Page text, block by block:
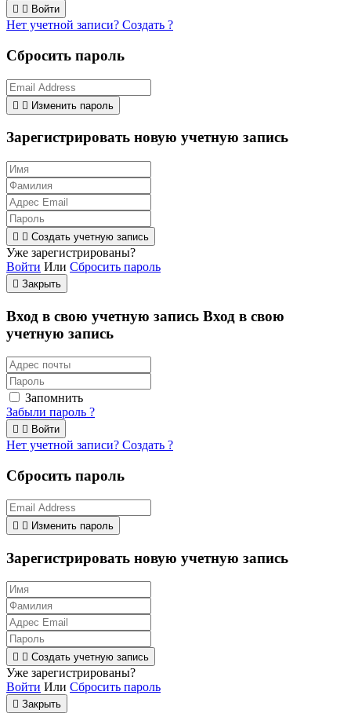
  Войти
Нет учетной записи? Создать ?
Сбросить пароль
  Изменить пароль
Зарегистрировать новую учетную запись
  Создать учетную запись
Уже зарегистрированы?
Войти Или Сбросить пароль
 Закрыть
Вход в свою учетную запись Вход в свою
учетную запись
Запомнить
Забыли пароль ?
  Войти
Нет учетной записи? Создать ?
Сбросить пароль
  Изменить пароль
Зарегистрировать новую учетную запись
  Создать учетную запись
Уже зарегистрированы?
Войти Или Сбросить пароль
 Закрыть